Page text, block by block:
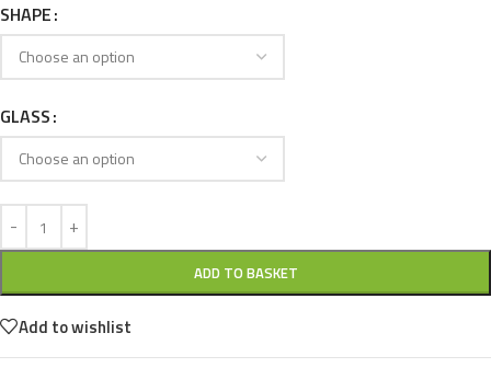
SHAPE
GLASS
ADD TO BASKET
Add to wishlist